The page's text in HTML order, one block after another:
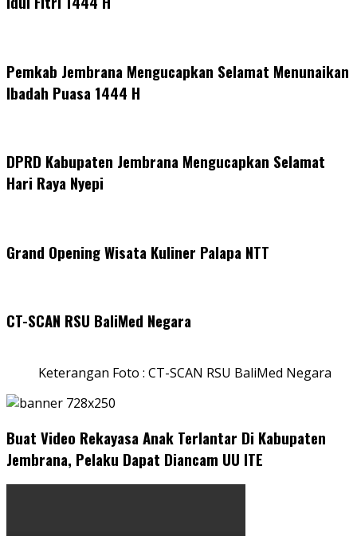
Pemkab Jembrana Mengucapkan Selamat Menunaikan
Ibadah Puasa 1444 H
DPRD Kabupaten Jembrana Mengucapkan Selamat
Hari Raya Nyepi
Grand Opening Wisata Kuliner Palapa NTT
CT-SCAN RSU BaliMed Negara
Keterangan Foto : CT-SCAN RSU BaliMed Negara
Buat Video Rekayasa Anak Terlantar Di Kabupaten
Jembrana, Pelaku Dapat Diancam UU ITE